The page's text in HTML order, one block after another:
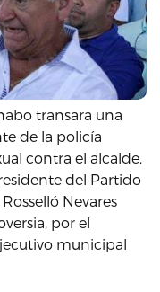
transara una
de la policía
contra el alcalde,
del Partido
Nevares
por el
municipal